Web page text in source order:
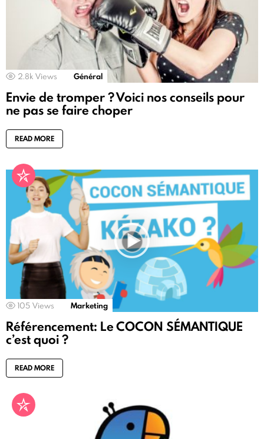
2.8k Views Général
Envie de tromper ? Voici nos conseils pour
ne pas se faire choper
READ MORE
105 Views Marketing
Référencement: Le COCON SÉMANTIQUE
c’est quoi ?
READ MORE